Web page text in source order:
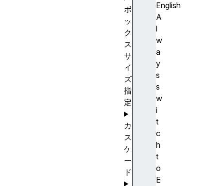
English
A
l
w
a
y
s
s
w
i
t
c
h
t
o
E
ボ
ッ
ク
ス
サ
イ
ズ
指
定
カ
ス
ケ
ー
ド